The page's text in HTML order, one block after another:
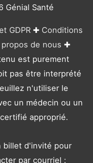
Génial Santé
GDPR ✚ Conditions
propos de nous ✚
est purement
pas être interprété
n'utiliser le
un médecin ou un
approprié.
billet d'invité pour
par courriel :